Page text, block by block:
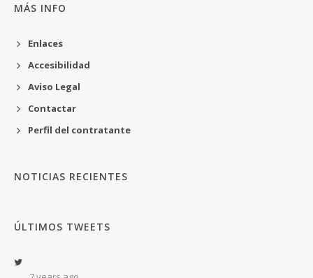
MÁS INFO
Enlaces
Accesibilidad
Aviso Legal
Contactar
Perfil del contratante
NOTICIAS RECIENTES
ÚLTIMOS TWEETS